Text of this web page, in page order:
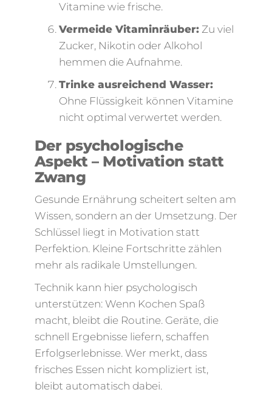
Vitamine wie frische.
Vermeide Vitaminräuber:Zu viel
Zucker, Nikotin oder Alkohol
hemmen die Aufnahme.
Trinke ausreichend Wasser:
Ohne Flüssigkeit können Vitamine
nicht optimal verwertet werden.
Der psychologische
Aspekt – Motivation statt
Zwang
Gesunde Ernährung scheitert selten am
Wissen, sondern an der Umsetzung. Der
Schlüssel liegt in Motivation statt
Perfektion. Kleine Fortschritte zählen
mehr als radikale Umstellungen.
Technik kann hier psychologisch
unterstützen: Wenn Kochen Spaß
macht, bleibt die Routine. Geräte, die
schnell Ergebnisse liefern, schaffen
Erfolgserlebnisse. Wer merkt, dass
frisches Essen nicht kompliziert ist,
bleibt automatisch dabei.